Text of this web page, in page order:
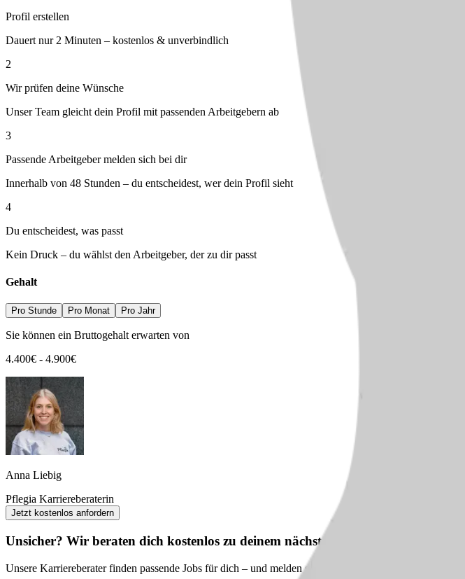
Profil erstellen
Dauert nur 2 Minuten – kostenlos & unverbindlich
2
Wir prüfen deine Wünsche
Unser Team gleicht dein Profil mit passenden Arbeitgebern ab
3
Passende Arbeitgeber melden sich bei dir
Innerhalb von 48 Stunden – du entscheidest, wer dein Profil sieht
4
Du entscheidest, was passt
Kein Druck – du wählst den Arbeitgeber, der zu dir passt
Gehalt
Pro Stunde Pro Monat Pro Jahr
Sie können ein Bruttogehalt erwarten von
4.400€ - 4.900€
Anna Liebig
Pflegia Karriereberaterin
Jetzt kostenlos anfordern
Unsicher? Wir beraten dich kostenlos zu deinem nächsten Karriereschritt
Unsere Karriereberater finden passende Jobs für dich – und melden sich persönlich bei dir zurück.